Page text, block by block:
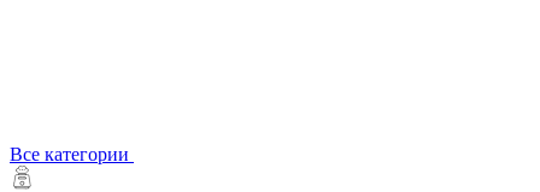
Все категории